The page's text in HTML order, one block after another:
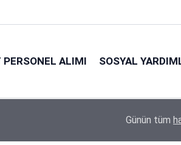
PERSONEL ALIMI SOSYAL
Emniyet Personel
Günün tüm